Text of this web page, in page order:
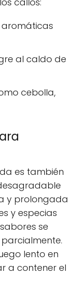
aromáticas
al caldo de
cebolla,
es también
y prolongada
y especias
se
lento en
a contener el